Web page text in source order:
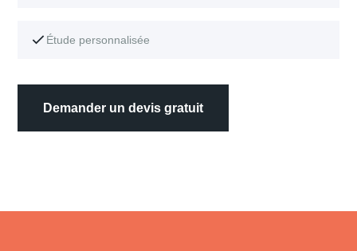
Étude personnalisée
Demander un devis gratuit